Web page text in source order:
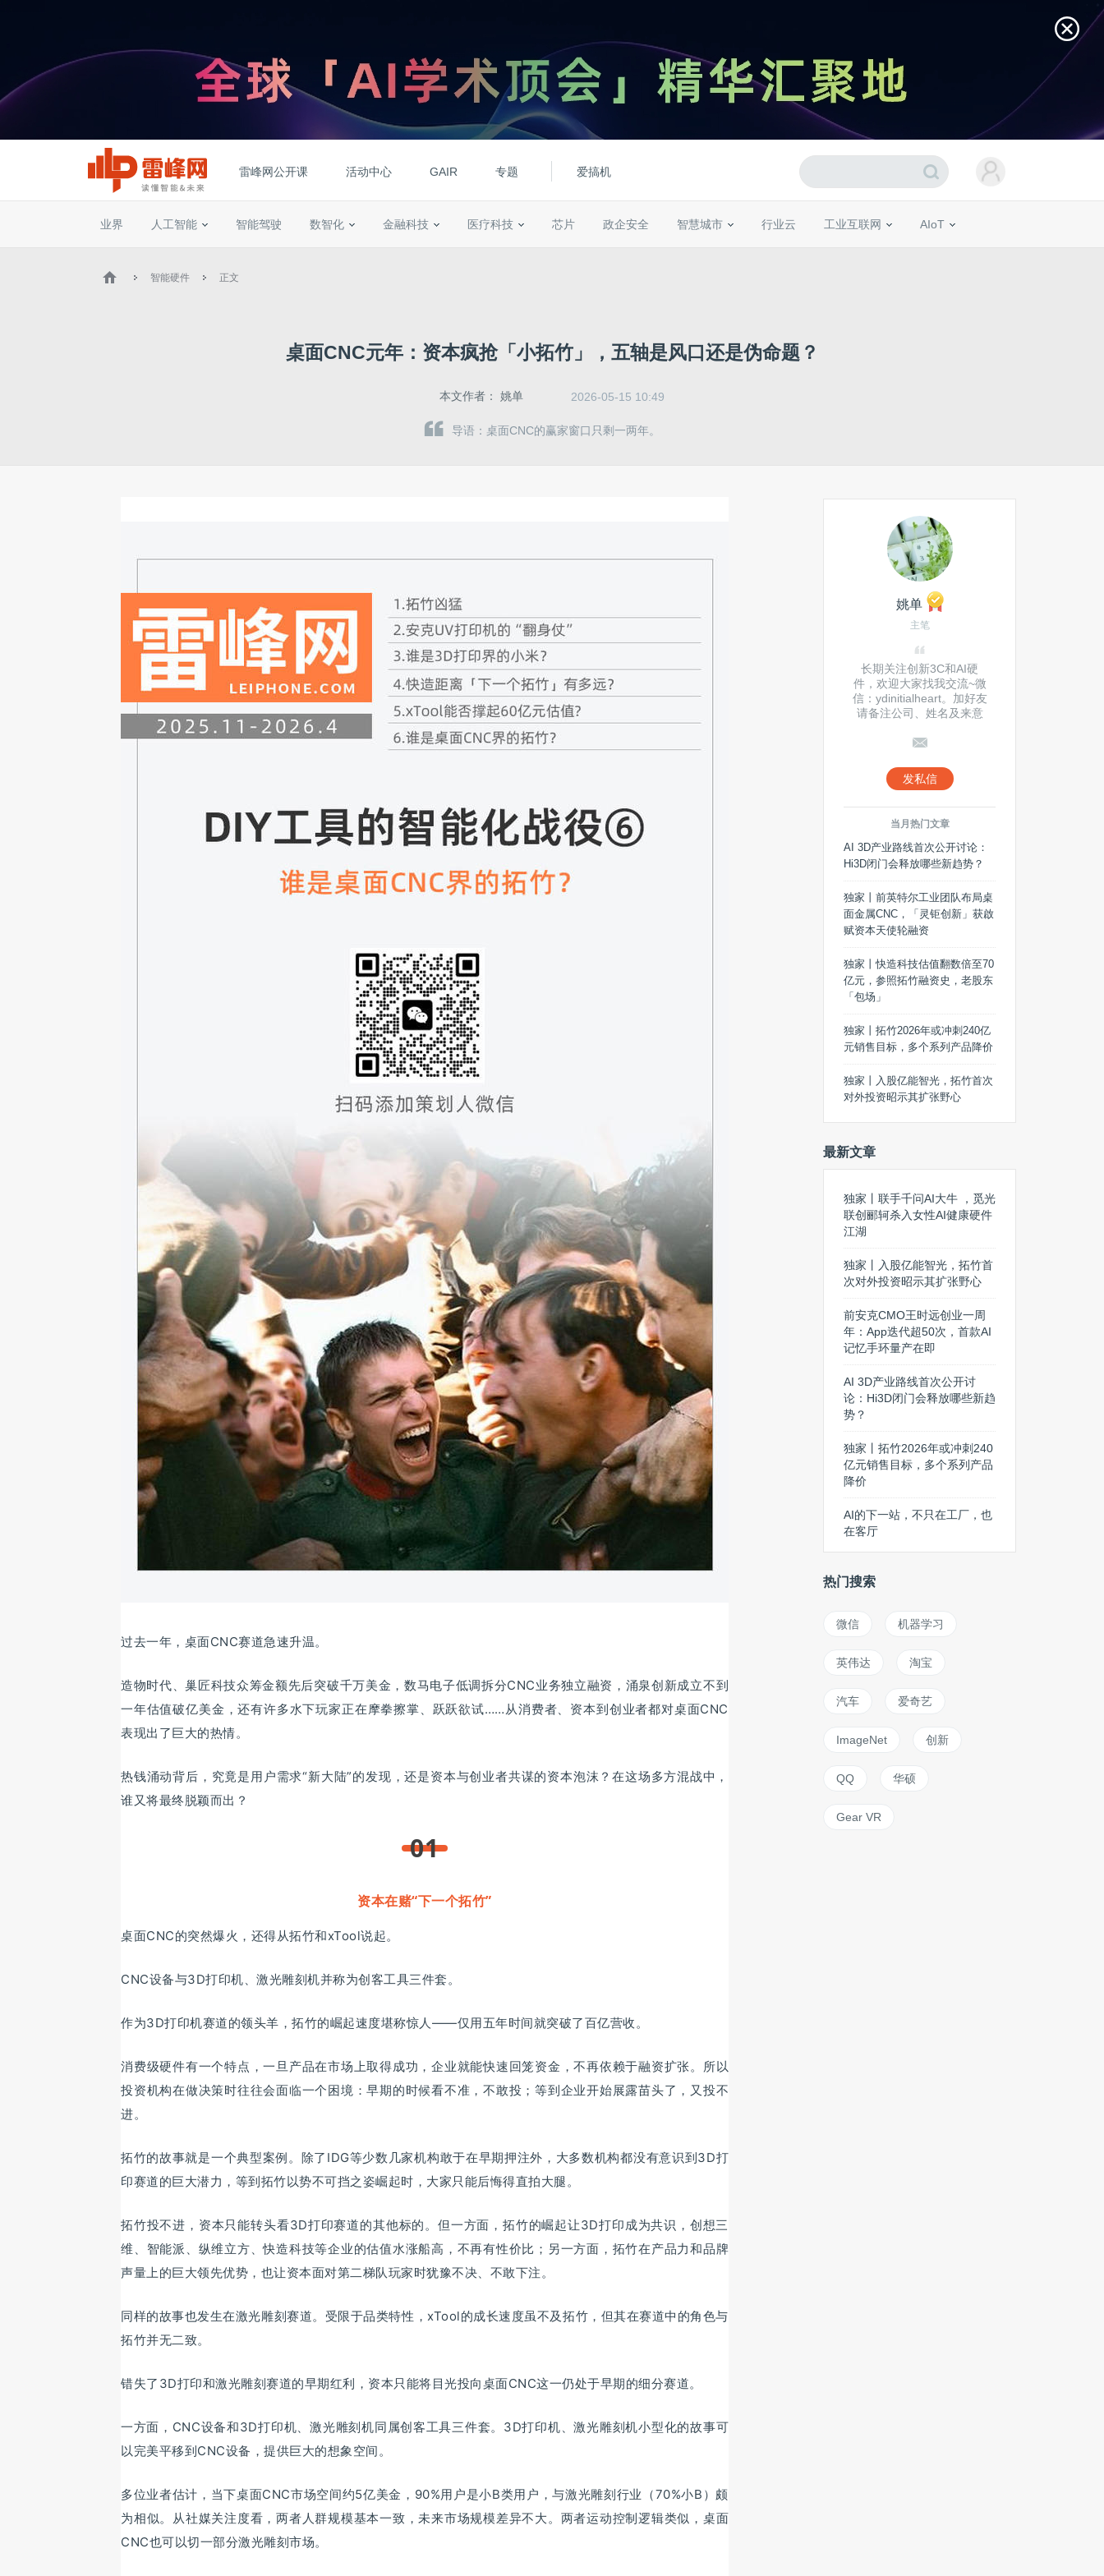
雷峰网公开课 活动中心 GAIR 专题 爱搞机
业界 人工智能 智能驾驶 数智化 金融科技 医疗科技 芯片 政企安全 智慧城市 行业云 工业互联网 AIoT
智能硬件 正文
桌面CNC元年：资本疯抢「小拓竹」，五轴是风口还是伪命题？
本文作者： 姚单 2026-05-15 10:49
导语：桌面CNC的赢家窗口只剩一两年。
过去一年，桌面CNC赛道急速升温。
造物时代、巢匠科技众筹金额先后突破千万美金，数马电子低调拆分CNC业务独立融资，涌泉创新成立不到
一年估值破亿美金，还有许多水下玩家正在摩拳擦掌、跃跃欲试……从消费者、资本到创业者都对桌面CNC
表现出了巨大的热情。
热钱涌动背后，究竟是用户需求“新大陆”的发现，还是资本与创业者共谋的资本泡沫？在这场多方混战中，
谁又将最终脱颖而出？
01
资本在赌“下一个拓竹”
桌面CNC的突然爆火，还得从拓竹和xTool说起。
CNC设备与3D打印机、激光雕刻机并称为创客工具三件套。
作为3D打印机赛道的领头羊，拓竹的崛起速度堪称惊人——仅用五年时间就突破了百亿营收。
消费级硬件有一个特点，一旦产品在市场上取得成功，企业就能快速回笼资金，不再依赖于融资扩张。所以
投资机构在做决策时往往会面临一个困境：早期的时候看不准，不敢投；等到企业开始展露苗头了，又投不
进。
拓竹的故事就是一个典型案例。除了IDG等少数几家机构敢于在早期押注外，大多数机构都没有意识到3D打
印赛道的巨大潜力，等到拓竹以势不可挡之姿崛起时，大家只能后悔得直拍大腿。
拓竹投不进，资本只能转头看3D打印赛道的其他标的。但一方面，拓竹的崛起让3D打印成为共识，创想三
维、智能派、纵维立方、快造科技等企业的估值水涨船高，不再有性价比；另一方面，拓竹在产品力和品牌
声量上的巨大领先优势，也让资本面对第二梯队玩家时犹豫不决、不敢下注。
同样的故事也发生在激光雕刻赛道。受限于品类特性，xTool的成长速度虽不及拓竹，但其在赛道中的角色与
拓竹并无二致。
错失了3D打印和激光雕刻赛道的早期红利，资本只能将目光投向桌面CNC这一仍处于早期的细分赛道。
一方面，CNC设备和3D打印机、激光雕刻机同属创客工具三件套。3D打印机、激光雕刻机小型化的故事可
以完美平移到CNC设备，提供巨大的想象空间。
多位业者估计，当下桌面CNC市场空间约5亿美金，90%用户是小B类用户，与激光雕刻行业（70%小B）颇
为相似。从社媒关注度看，两者人群规模基本一致，未来市场规模差异不大。两者运动控制逻辑类似，桌面
CNC也可以切一部分激光雕刻市场。
姚单
主笔
长期关注创新3C和AI硬
件，欢迎大家找我交流~微
信：ydinitialheart。加好友
请备注公司、姓名及来意
发私信
当月热门文章
AI 3D产业路线首次公开讨论：
Hi3D闭门会释放哪些新趋势？
独家丨前英特尔工业团队布局桌
面金属CNC，「灵钜创新」获啟
赋资本天使轮融资
独家丨快造科技估值翻数倍至70
亿元，参照拓竹融资史，老股东
「包场」
独家丨拓竹2026年或冲刺240亿
元销售目标，多个系列产品降价
独家丨入股亿能智光，拓竹首次
对外投资昭示其扩张野心
最新文章
独家丨联手千问AI大牛 ，觅光
联创郦轲杀入女性AI健康硬件
江湖
独家丨入股亿能智光，拓竹首
次对外投资昭示其扩张野心
前安克CMO王时远创业一周
年：App迭代超50次，首款AI
记忆手环量产在即
AI 3D产业路线首次公开讨
论：Hi3D闭门会释放哪些新趋
势？
独家丨拓竹2026年或冲刺240
亿元销售目标，多个系列产品
降价
AI的下一站，不只在工厂，也
在客厅
热门搜索
微信 机器学习
英伟达 淘宝
汽车 爱奇艺
ImageNet 创新
QQ 华硕
Gear VR